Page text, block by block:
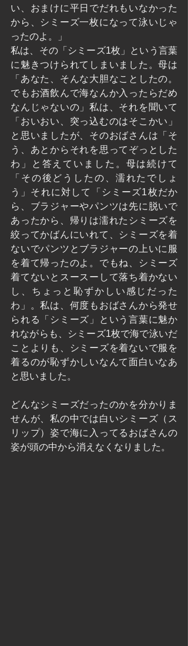
い、おまけに平日でだれもいなかった
から、シミーズ一枚になって泳いじゃ
ったのよ。」
私は、その「シミーズ1枚」という言葉
に魅きつけられてしまいました。母は
「あなた、そんな大胆なことしたの。
でもお酒飲んで海なんか入ったらだめ
なんじゃないの」私は、それを聞いて
「おいおい、突っ込むのはそこかい」
と思いましたが、そのおばさんは「そ
う、あとからそれを思ってぞっとした
わ」と答えていました。母は続けて
「その後どうしたの、濡れたでしょ
う」それに対して「シミーズ1枚だか
ら、ブラジャーやパンツは先に脱いで
あったから、帰りは濡れたシミーズを
絞ってかばんにいれて、シミーズを着
ないでパンツとブラジャーの上いに服
を着て帰ったのよ。でもね、シミーズ
着てないとスースーして落ち着かない
し、ちょっと恥ずかしい感じだった
わ」。私は、何度もおばさんから発せ
られる「シミーズ」という言葉に魅か
れながらも、シミーズ1枚で海で泳いだ
ことよりも、シミーズを着ないで服を
着るのが恥ずかしいなんて面白いなあ
と思いました。
どんなシミーズだったのかを分かりま
せんが、私の中では白いシミーズ（ス
リップ）姿で海に入ってるおばさんの
姿が頭の中から消えなくなりました。